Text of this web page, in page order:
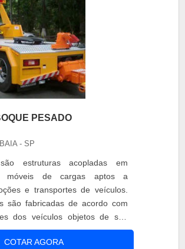
PESADO
- SP
estruturas acopladas em
móveis de cargas aptos a
e transportes de veículos.
são fabricadas de acordo com
dos veículos objetos de sua
veículos de grande porte,
utilização do guincho reboque
COTAR AGORA